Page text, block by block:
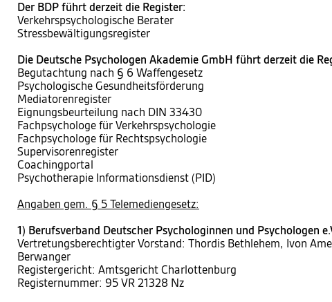
Der BDP führt derzeit die Register:
Verkehrspsychologische Berater
Stressbewältigungsregister
Die Deutsche Psychologen Akademie GmbH führt derzeit die
Begutachtung nach § 6 Waffengesetz
Psychologische Gesundheitsförderung
Mediatorenregister
Eignungsbeurteilung nach DIN 33430
Fachpsychologe für Verkehrspsychologie
Fachpsychologe für Rechtspsychologie
Supervisorenregister
Coachingportal
Psychotherapie Informationsdienst (PID)
Angaben gem. § 5 Telemediengesetz:
1) Berufsverband Deutscher Psychologinnen und Psychologen
Vertretungsberechtigter Vorstand: Thordis Bethlehem, Ivon
Berwanger
Registergericht: Amtsgericht Charlottenburg
Registernummer: 95 VR 21328 Nz